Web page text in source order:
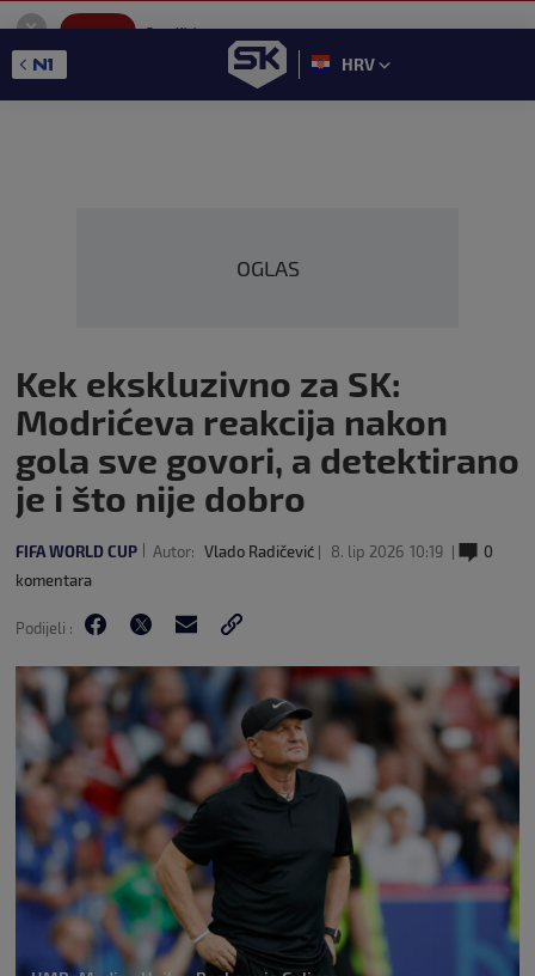
SportKlub
GET - On the Google Play
HRV
OGLAS
Kek ekskluzivno za SK:
Modrićeva reakcija nakon
gola sve govori, a detektirano
je i što nije dobro
FIFA WORLD CUP Autor: Vlado Radičević 8. lip 2026 10:19
0
komentara
Podijeli :